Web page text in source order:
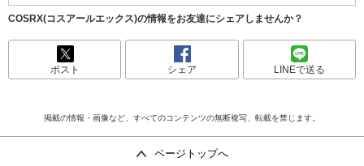
COSRX(コスアールエックス)の情報をお友達にシェアしませんか？
ポスト シェア LINEで送る
掲載の情報・画像など、すべてのコンテンツの無断複写、転載を禁じます。
ページトップへ